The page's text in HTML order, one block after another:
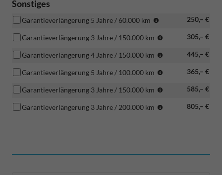
Sonstiges
250,– €
Garantieverlängerung 5 Jahre / 60.000 km
eintritt
305,– €
Garantieverlängerung 3 Jahre / 150.000 km
445,– €
Garantieverlängerung 4 Jahre / 150.000 km
365,– €
Garantieverlängerung 5 Jahre / 100.000 km
585,– €
Garantieverlängerung 3 Jahre / 150.000 km
805,– €
Garantieverlängerung 3 Jahre / 200.000 km